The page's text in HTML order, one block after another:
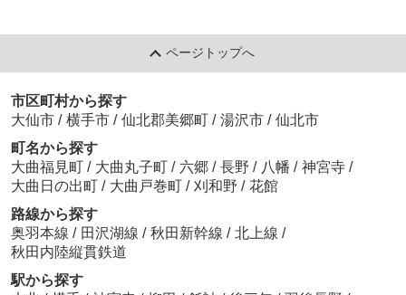
ページトップへ
市区町村から探す
大仙市 / 横手市 / 仙北郡美郷町 / 湯沢市 / 仙北市
町名から探す
大曲福見町 / 大曲丸子町 / 六郷 / 長野 / 八幡 / 神宮寺 /
大曲日の出町 / 大曲戸巻町 / 刈和野 / 花館
路線から探す
奥羽本線 / 田沢湖線 / 秋田新幹線 / 北上線 /
秋田内陸縦貫鉄道
駅から探す